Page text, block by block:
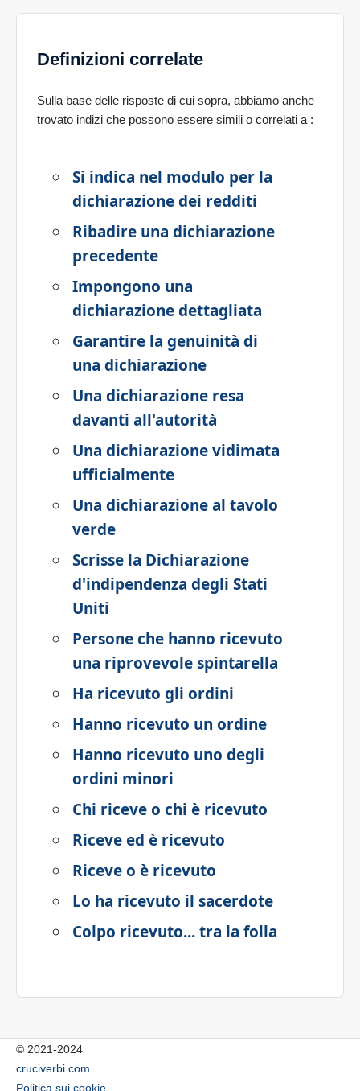
Definizioni correlate
Sulla base delle risposte di cui sopra, abbiamo anche
trovato indizi che possono essere simili o correlati a :
Si indica nel modulo per la
dichiarazione dei redditi
Ribadire una dichiarazione
precedente
Impongono una
dichiarazione dettagliata
Garantire la genuinità di
una dichiarazione
Una dichiarazione resa
davanti all'autorità
Una dichiarazione vidimata
ufficialmente
Una dichiarazione al tavolo
verde
Scrisse la Dichiarazione
d'indipendenza degli Stati
Uniti
Persone che hanno ricevuto
una riprovevole spintarella
Ha ricevuto gli ordini
Hanno ricevuto un ordine
Hanno ricevuto uno degli
ordini minori
Chi riceve o chi è ricevuto
Riceve ed è ricevuto
Riceve o è ricevuto
Lo ha ricevuto il sacerdote
Colpo ricevuto... tra la folla
© 2021-2024
cruciverbi.com
Politica sui cookie